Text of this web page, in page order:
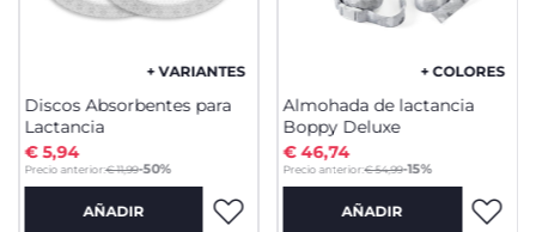
+ VARIANTES
Discos Absorbentes para
Lactancia
Precio anterior:€ 11,99-50%
to
€ 5,94
AÑADIR
+ COLORES
Almohada de lactancia
Boppy Deluxe
Precio anterior:€ 54,99-15%
to
€ 46,74
AÑADIR